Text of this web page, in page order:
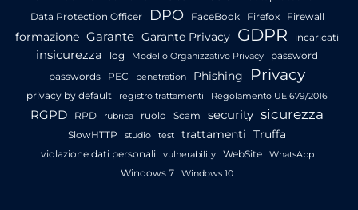
Data Protection Officer
DPO FaceBook Firefox Firewall
formazione Garante Garante Privacy GDPR incaricati
insicurezza log Modello Organizzativo Privacy
password
passwords
PEC penetration Phishing Privacy
privacy by default registro trattamenti Regolamento UE 679/2016
RGPD RPD rubrica ruolo Scam security sicurezza
SlowHTTP studio test trattamenti Truffa
violazione dati personali vulnerability WebSite WhatsApp
Windows 7 Windows 10